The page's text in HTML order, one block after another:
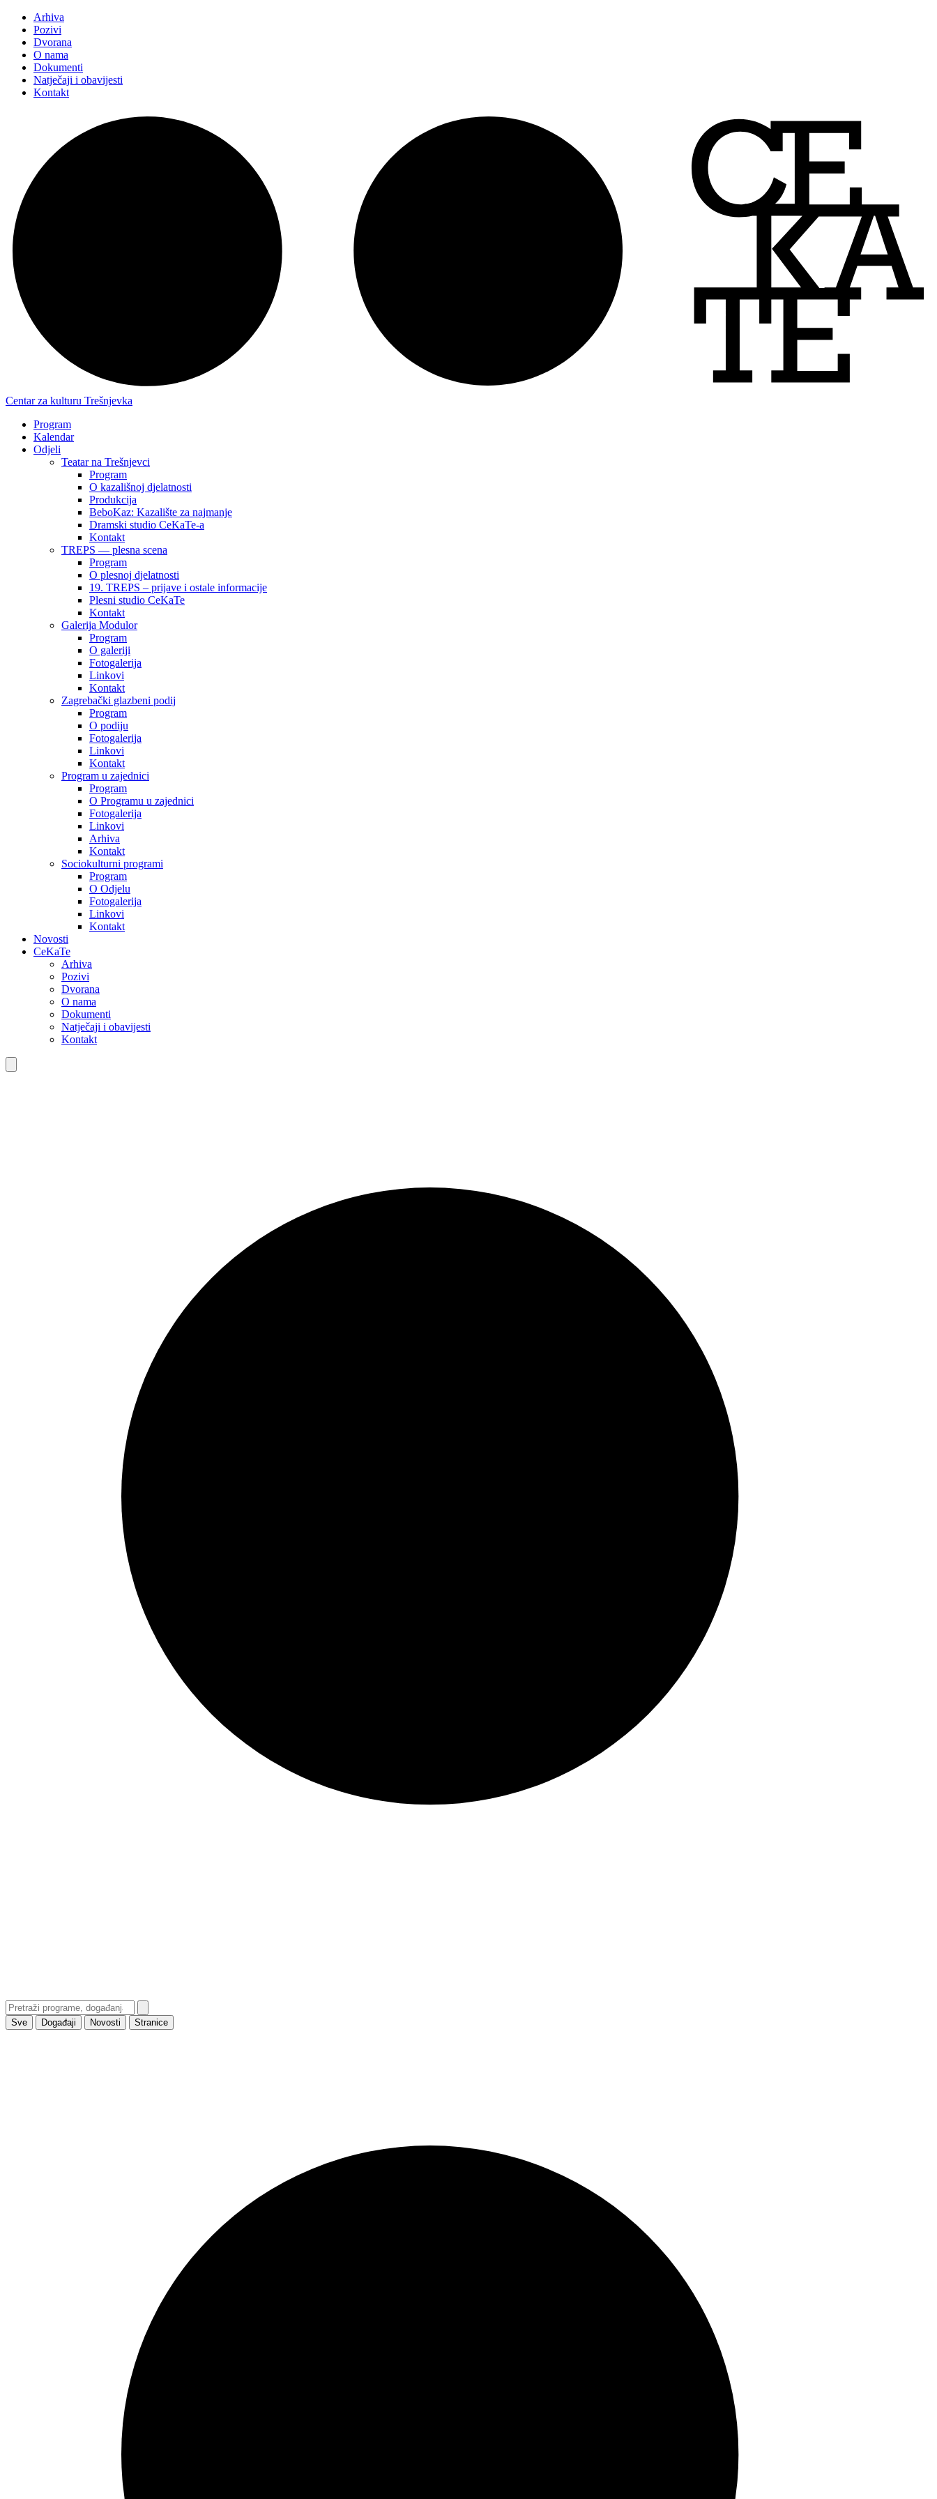
Arhiva
Pozivi
Dvorana
O nama
Dokumenti
Natječaji i obavijesti
Kontakt
Centar za kulturu Trešnjevka
Program
Kalendar
Odjeli
Teatar na Trešnjevci
Program
O kazališnoj djelatnosti
Produkcija
BeboKaz: Kazalište za najmanje
Dramski studio CeKaTe-a
Kontakt
TREPS — plesna scena
Program
O plesnoj djelatnosti
19. TREPS – prijave i ostale informacije
Plesni studio CeKaTe
Kontakt
Galerija Modulor
Program
O galeriji
Fotogalerija
Linkovi
Kontakt
Zagrebački glazbeni podij
Program
O podiju
Fotogalerija
Linkovi
Kontakt
Program u zajednici
Program
O Programu u zajednici
Fotogalerija
Linkovi
Arhiva
Kontakt
Sociokulturni programi
Program
O Odjelu
Fotogalerija
Linkovi
Kontakt
Novosti
CeKaTe
Arhiva
Pozivi
Dvorana
O nama
Dokumenti
Natječaji i obavijesti
Kontakt
Sve Događaji Novosti Stranice